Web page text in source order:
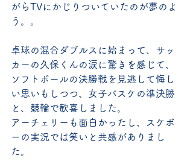
がらTVにかじりついていたのが夢のよ
う。。
卓球の混合ダブルスに始まって、サッ
カーの久保くんの涙に驚きを感じて、
ソフトボールの決勝戦を見逃して悔し
い思いもしつつ、女子バスケの準決勝
と、競輪で歓喜しました。
アーチェリーも面白かったし、スケボ
ーの実況では笑いと共感がありまし
た。